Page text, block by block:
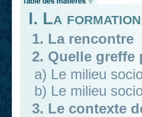
I. La
1. La rencontre
2. Quelle
a) Le milieu
b) Le milieu
3. Le contexte